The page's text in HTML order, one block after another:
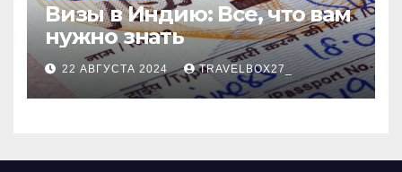
Визы в Индию: Все, что вам
нужно знать
22 АВГУСТА 2024 TRAVELBOX27_